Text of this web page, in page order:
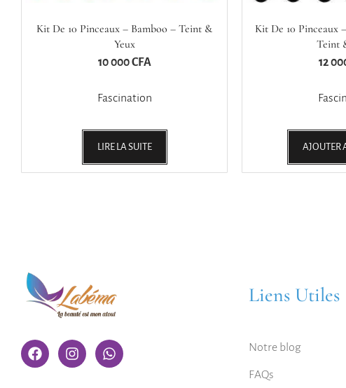
Kit De 10 Pinceaux – Bamboo – Teint &
Yeux
10 000CFA
Fascination
LIRE LA SUITE
Kit De 10 Pinceaux
Teint
12
AJOUTER
Liens Utiles
Notre blog
FAQs